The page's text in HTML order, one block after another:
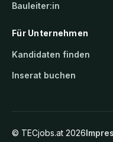
Bauleiter:in
Für Unternehmen
Kandidaten finden
Inserat buchen
© TECjobs.at 2026